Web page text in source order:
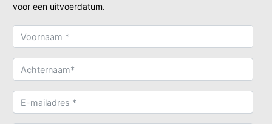
voor een uitvoerdatum.